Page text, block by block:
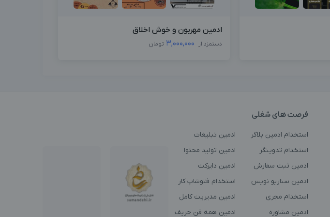
ادمین مهربون و خوش اخلاق
دستمزد از 3,000,000 تومان
فرصت های شغلی
استخدام ادمین بلاگر
ادمین تبلیغات
استخدام تدوینگر
ادمین تولید محتوا
ادمین ثبت سفارش
ادمین دایرکت
ادمین سناریو نویس
استخدام فتوشاپ کار
استخدام مجری
ادمین مدیریت کامل
ادمین مشاوره
ادمین همه فن حریف